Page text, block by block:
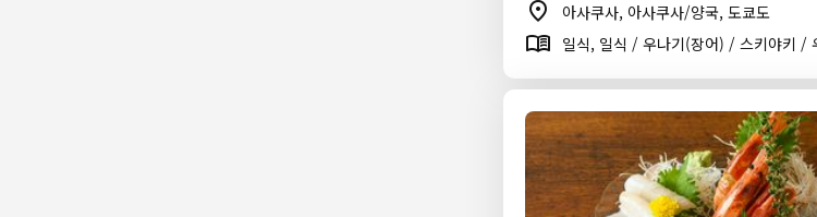
아사쿠사, 아사쿠사/양국, 도쿄도
일식, 일식 / 우나기(장어) / 스키야키 /